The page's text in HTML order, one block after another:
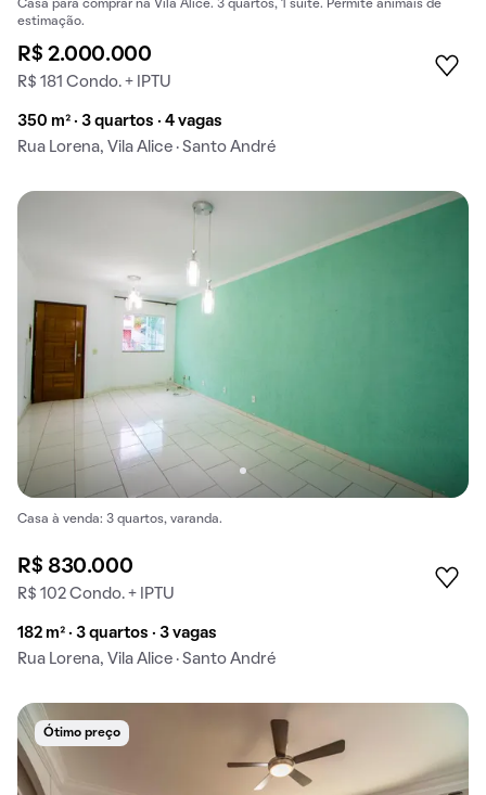
Casa para comprar na Vila Alice. 3 quartos, 1 suíte. Permite animais de
estimação.
R$ 2.000.000
R$ 181 Condo. + IPTU
350 m² · 3 quartos · 4 vagas
Rua Lorena, Vila Alice · Santo André
Casa à venda: 3 quartos, varanda.
R$ 830.000
R$ 102 Condo. + IPTU
182 m² · 3 quartos · 3 vagas
Rua Lorena, Vila Alice · Santo André
Ótimo preço